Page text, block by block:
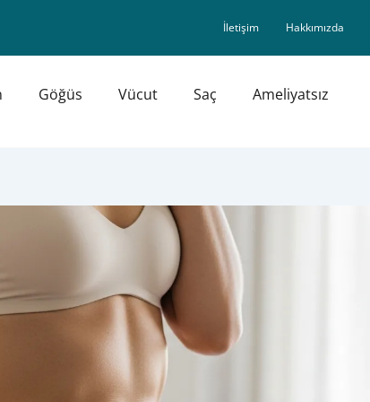
İletişim Hakkımızda
Göğüs Vücut Saç Ameliyatsız